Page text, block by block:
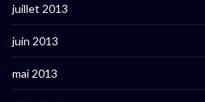
juillet 2013
juin 2013
mai 2013